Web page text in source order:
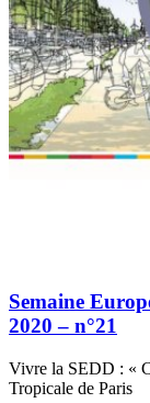
Semaine
2020 – n°21
Vivre la SEDD : «
Tropicale de Paris